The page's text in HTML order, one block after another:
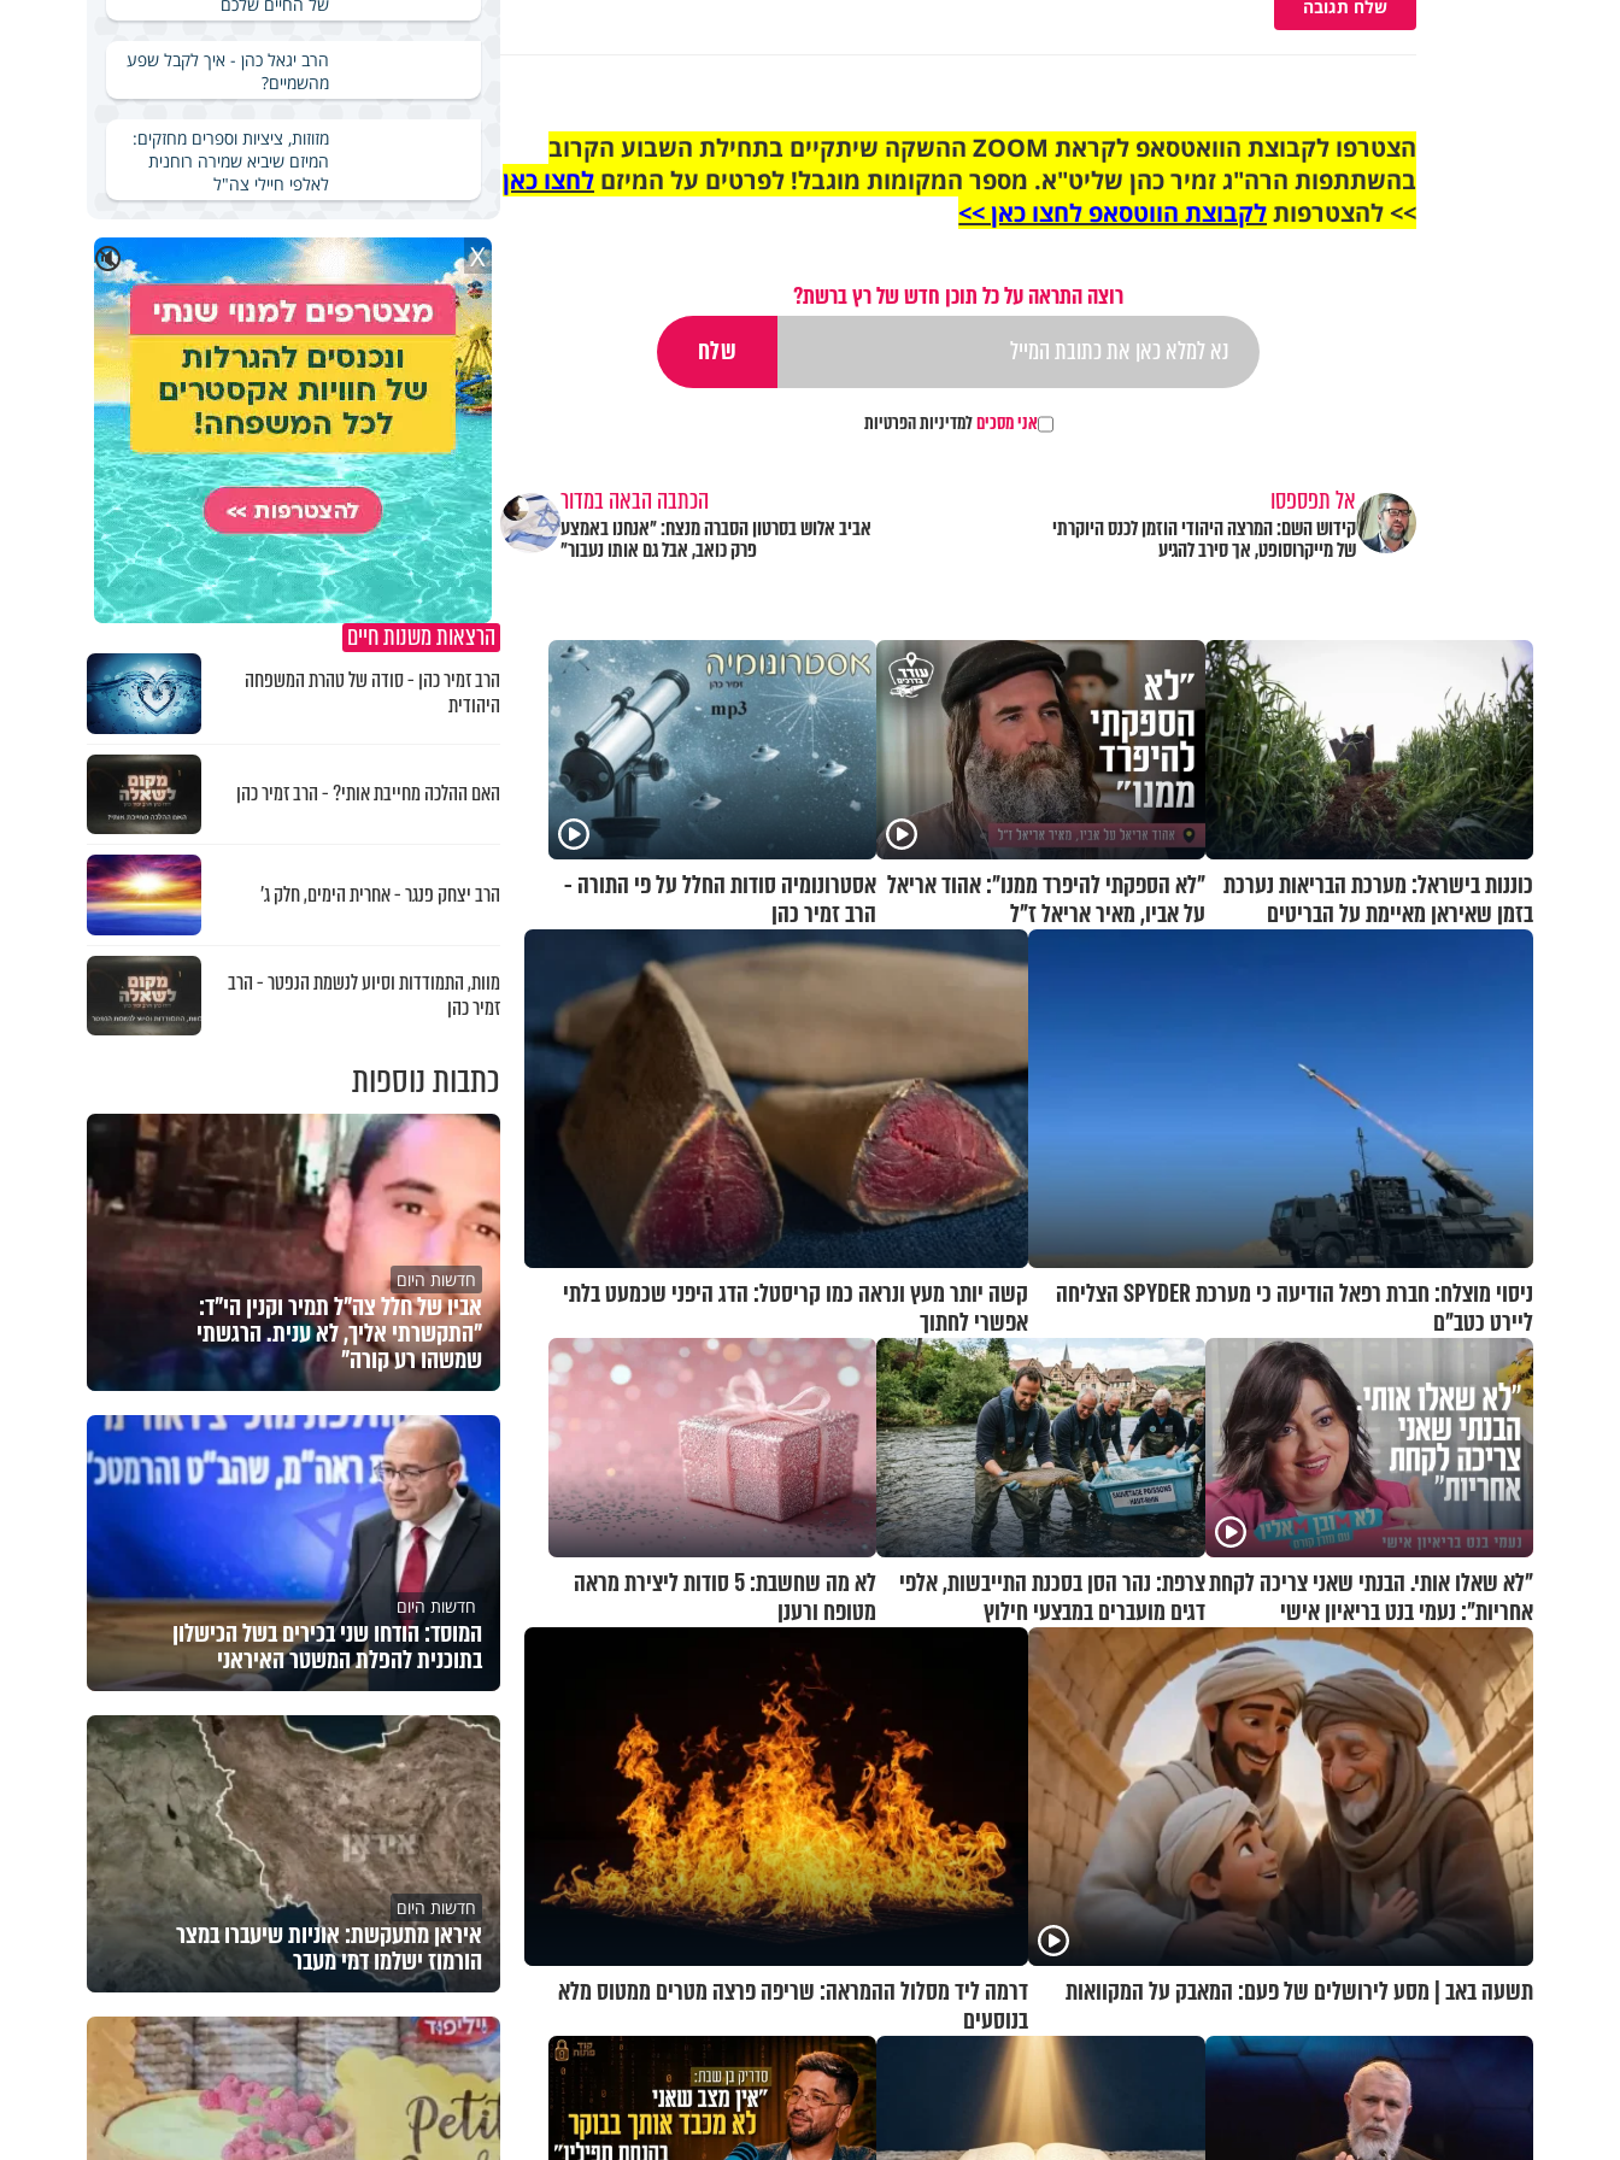
שלח תגובה
הצטרפו לקבוצת הוואטסאפ לקראת ZOOM ההשקה שיתקיים בתחילת השבוע הקרוב
בהשתתפות הרה"ג זמיר כהן שליט"א. מספר המקומות מוגבל! לפרטים על המיזם לחצו כאן
>> להצטרפותלקבוצת הווטסאפ לחצו כאן >>
רוצה התראה על כל תוכן חדש של רץ ברשת?
אני מסכיםלמדיניות הפרטיות
אל תפספסו
קידוש השם: המרצה היהודי הוזמן לכנס היוקרתי
של מייקרוסופט, אך סירב להגיע
הכתבה הבאה במדור
אביב אלוש בסרטון הסברה מנצח: "אנחנו באמצע
פרק כואב, אבל גם אותו נעבור"
כוננות בישראל: מערכת הבריאות נערכת
בזמן שאיראן מאיימת על הבריטים
"לא הספקתי להיפרד ממנו": אהוד אריאל
על אביו, מאיר אריאל ז"ל
אסטרונומיה סודות החלל על פי התורה -
הרב זמיר כהן
ניסוי מוצלח: חברת רפאל הודיעה כי מערכת SPYDER הצליחה
ליירט כטב"ם
קשה יותר מעץ ונראה כמו קריסטל: הדג היפני שכמעט בלתי
אפשרי לחתוך
"לא שאלו אותי. הבנתי שאני צריכה לקחת
אחריות": נעמי בנט בריאיון אישי
צרפת: נהר הסן בסכנת התייבשות, אלפי
דגים מועברים במבצעי חילוץ
לא מה שחשבת: 5 סודות ליצירת מראה
מטופח ורענן
תשעה באב | מסע לירושלים של פעם: המאבק על המקוואות
דרמה ליד מסלול ההמראה: שריפה פרצה מטרים ממטוס מלא
בנוסעים
הרב יגאל כהן - איך לקבל שפע
מהשמיים?
מזוזות, ציציות וספרים מחזקים:
המיזם שיביא שמירה רוחנית
לאלפי חיילי צה"ל
🔇 X
הרצאות משנות חיים
הרב זמיר כהן - סודה של טהרת המשפחה
היהודית
האם ההלכה מחייבת אותי? - הרב זמיר כהן
הרב יצחק פנגר - אחרית הימים, חלק ג’
מוות, התמודדות וסיוע לנשמת הנפטר - הרב
זמיר כהן
כתבות נוספות
חדשות היום
אביו של חלל צה"ל תמיר וקנין הי"ד:
"התקשרתי אליך, לא ענית. הרגשתי
שמשהו רע קורה"
חדשות היום
המוסד: הודחו שני בכירים בשל הכישלון
בתוכנית להפלת המשטר האיראני
חדשות היום
איראן מתעקשת: אוניות שיעברו במצר
הורמוז ישלמו דמי מעבר